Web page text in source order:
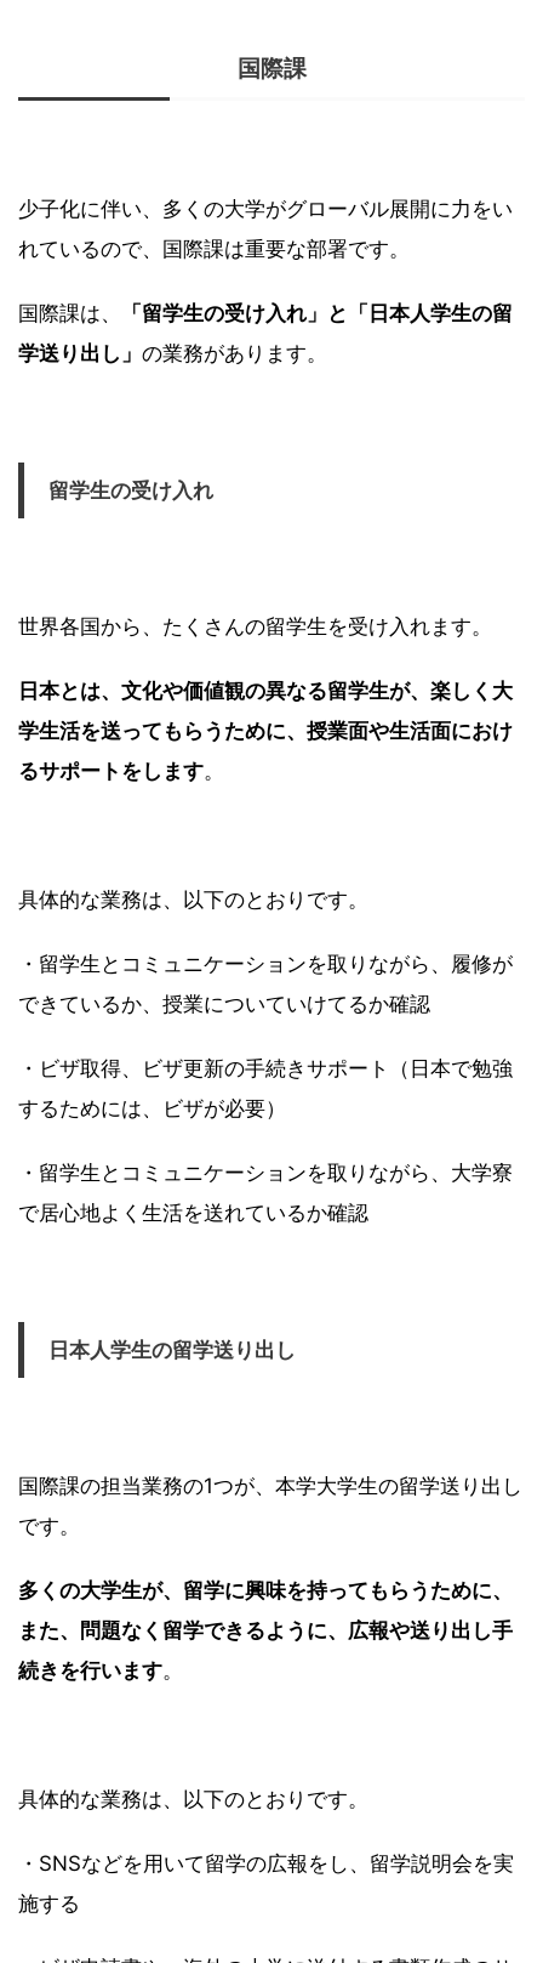
国際課
少子化に伴い、多くの大学がグローバル展開に力をい
れているので、国際課は重要な部署です。
国際課は、
「留学生の受け入れ」と「日本人学生の留
学送り出し」 の業務があります。
留学生の受け入れ
世界各国から、たくさんの留学生を受け入れます。
日本とは、文化や価値観の異なる留学生が、楽しく大
学生活を送ってもらうために、授業面や生活面におけ
るサポートをします。
具体的な業務は、以下のとおりです。
・留学生とコミュニケーションを取りながら、履修が
できているか、授業についていけてるか確認
・ビザ取得、ビザ更新の手続きサポート（日本で勉強
するためには、ビザが必要）
・留学生とコミュニケーションを取りながら、大学寮
で居心地よく生活を送れているか確認
日本人学生の留学送り出し
国際課の担当業務の1つが、本学大学生の留学送り出し
です。
多くの大学生が、留学に興味を持ってもらうために、
また、問題なく留学できるように、広報や送り出し手
続きを行います。
具体的な業務は、以下のとおりです。
・SNSなどを用いて留学の広報をし、留学説明会を実
施する